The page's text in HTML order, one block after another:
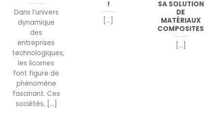
Dans l’univers
dynamique
des
entreprises
technologiques,
les licornes
font figure de
phénomène
fascinant. Ces
sociétés, [...]
!
[...]
SA SOLUTION
DE
MATÉRIAUX
COMPOSITES
[...]